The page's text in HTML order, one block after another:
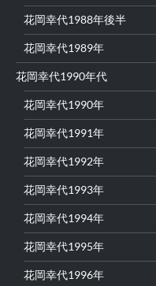
花岡幸代1988年後半
花岡幸代1989年
花岡幸代1990年代
花岡幸代1990年
花岡幸代1991年
花岡幸代1992年
花岡幸代1993年
花岡幸代1994年
花岡幸代1995年
花岡幸代1996年